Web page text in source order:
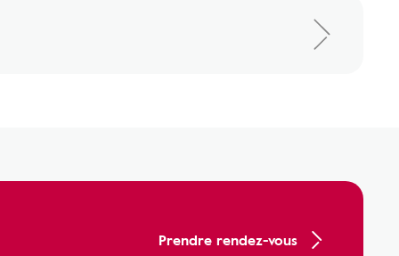
Prendre rendez-vous